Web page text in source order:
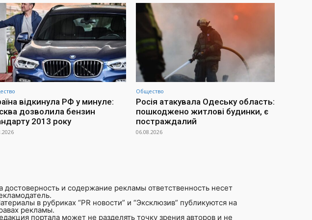
відкинула РФ у минуле:
дозволила бензин
2013 року
Общество
Росія атакувала Одеську область:
пошкоджено житлові будинки, є
постраждалий
06.08.2026
достоверность и содержание рекламы ответственность несет
в рубриках “PR новости” и “Эксклюзив” публикуются на
рекламы.
портала может не разделять точку зрения авторов и не